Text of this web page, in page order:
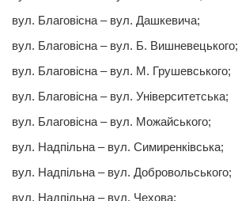
вул. Благовiсна – вул. Дашкевича;
вул. Благовiсна – вул. Б. Вишневецького;
вул. Благовiсна – вул. М. Грушевського;
вул. Благовiсна – вул. Унiверситетська;
вул. Благовiсна – вул. Можайського;
вул. Надпiльна – вул. Симиренківська;
вул. Надпiльна – вул. Добровольського;
вул. Надпiльна – вул. Чехова;